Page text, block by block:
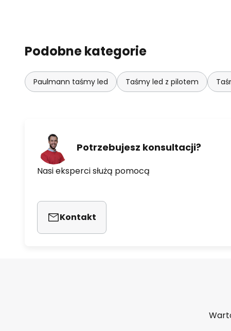
Podobne kategorie
Paulmann taśmy led Taśmy led z pilotem
Potrzebujesz konsultacji?
Nasi eksperci służą pomocą
Kontakt